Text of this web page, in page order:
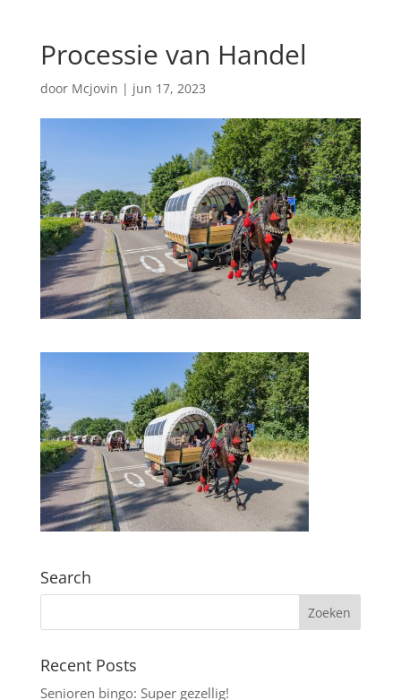
Processie van Handel
door Mcjovin | jun 17, 2023
Search
Recent Posts
Senioren bingo: Super gezellig!